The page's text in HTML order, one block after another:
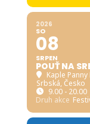
2026
SO
08
SRPEN
POUŤ NA
Kaple
Srbská, Česko
9.00 - 20.00
Druh akce